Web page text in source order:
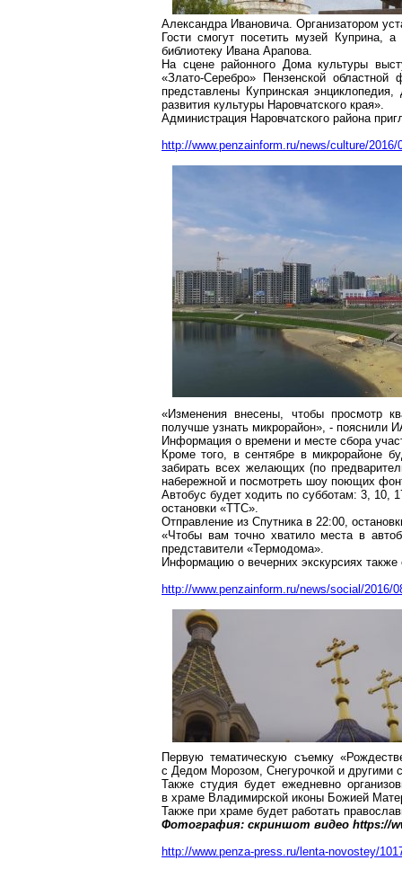
Александра Ивановича. Организатором
Гости смогут посетить музей Куприна,
библиотеку Ивана Арапова.
На сцене районного Дома культуры
«Злато-Серебро» Пензенской
представлены Купринскаяэнциклопедия,
развития культуры Наровчатского края».
Администрация Наровчатского района
http://www.penzainform.ru/news/culture/
«Изменения внесены, чтобы просмотр
получше узнать микрорайон», - пояснили
Информация о времени и месте сбора
Кроме того, в сентябре в микрорайоне
забирать всех желающих (по
набережной и посмотреть шоу поющих
Автобус будет ходить по субботам: 3, 10,
остановки «ТТС».
Отправление из Спутника в 22:00,
«Чтобы вам точно хватило места в
представители «Термодома».
Информацию о вечерних экскурсиях
http://www.penzainform.ru/news/social/2016/
Первую тематическую съемку
с Дедом Морозом, Снегурочкой и другими
Также студия будет ежедневно
в храме Владимирской иконы Божией
Также при храме будет работать
Фотография: скриншот видео https://
http://www.penza-press.ru/lenta-novostey/